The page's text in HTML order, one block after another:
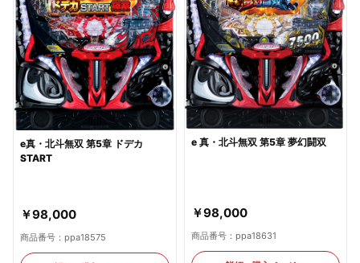
e真・北斗無双 第5章 ドデカ
START
￥98,000
商品番号：ppa18575
e 真・北斗無双 第5章 夢幻闘双
￥98,000
商品番号：ppa18631